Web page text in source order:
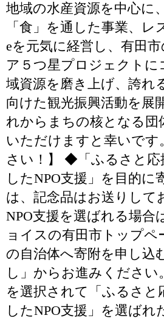
地域の水産資源を中心に
「食」を通した事業、レ
eを元気に経営し、有田
ア５つ星プロジェクトに
域資源を磨き上げ、誇れ
向けた観光振興活動を展
れからまちの核となる団
いただけますと幸いです
さい！】 ◆「ふるさと応
したNPO支援」を目的に
は、記念品はお送りし
NPO支援を選ばれる場合
ョイスの有田市トップペ
の自治体へ寄附を申し
し」からお進みください
を選択されて「ふるさと
したNPO支援」を選ばれ